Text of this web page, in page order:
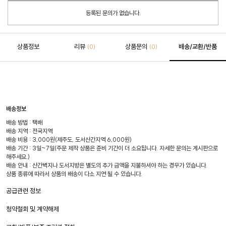
등록된 문의가 없습니다.
상품정보 리뷰 (0) 상품문의 (0) 배송/교환/반품
배송정보
배송 방법 : 택배
배송 지역 : 전국지역
배송 비용 : 3,000원(제주도, 도서산간지역 6,000원)
배송 기간 : 3일~7일(주문 제작 상품은 준비 기간이 더 소요됩니다. 자세한 문의는 게시판으로
해주세요.)
배송 안내 : 산간벽지나 도서지방은 별도의 추가 금액을 지불하셔야 하는 경우가 있습니다.
상품 종류에 따라서 상품의 배송이 다소 지연 될 수 있습니다.
공급관련 정보
.
청약철회 및 계약해제
.